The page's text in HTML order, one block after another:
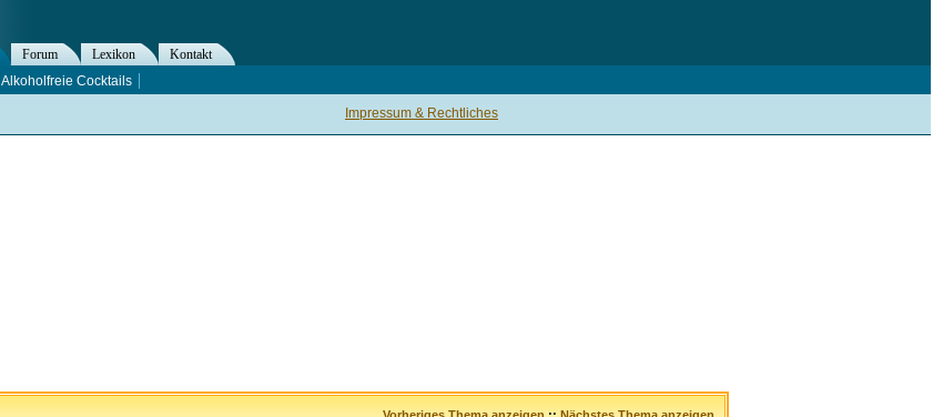
Impressum & Rechtliches
Forum Lexikon
Kontakt
Alkoholfreie Cocktails